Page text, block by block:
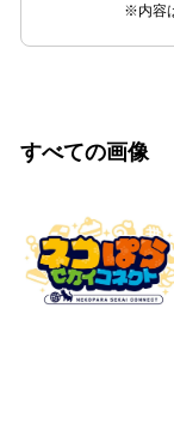
※内容
すべての画像